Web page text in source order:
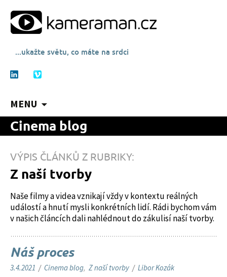
...ukažte světu, co máte na srdci
MENU
ř
Cinema blog
VÝPIS ČLÁNKŮ Z RUBRIKY:
Z naší tvorby
Naše filmy a videa vznikají vždy v kontextu reálných
událostí a hnutí mysli konkrétních lidí. Rádi bychom vám
v našich článcích dali nahlédnout do zákulisí naší tvorby.
Náš proces
3.4.2021 / Cinema blog, Z naší tvorby / Libor Kozák